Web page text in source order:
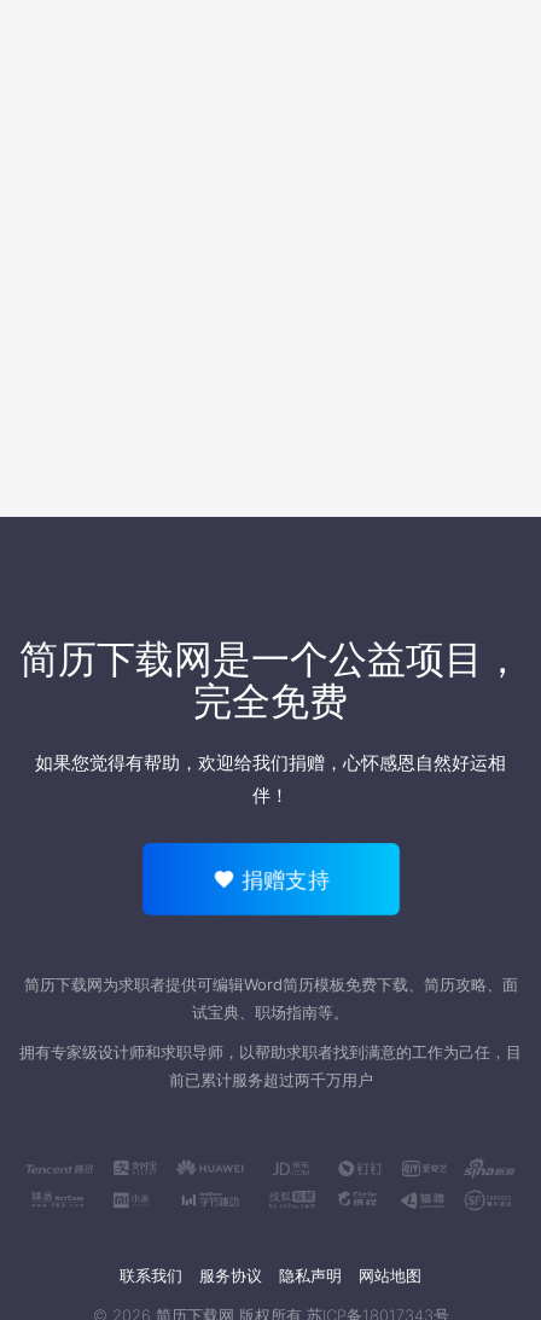
简历下载网是一个公益项目，
完全免费
如果您觉得有帮助，欢迎给我们捐赠 ，心怀感恩自然好运相
伴！
捐赠支持
简历下载网为求职者提供可编辑Word简历模板免费下载、简历攻略、面
试宝典、职场指南等。
拥有专家级设计师和求职导师，以帮助求职者找到满意的工作为己任，目
前已累计服务超过两千万用户
联系我们 服务协议 隐私声明 网站地图
© 2026 简历下载网 版权所有 苏ICP备18017343号